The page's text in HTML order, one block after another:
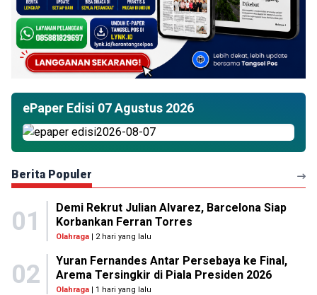
ePaper Edisi 07 Agustus 2026
Berita Populer
01
Demi Rekrut Julian Alvarez, Barcelona Siap
Korbankan Ferran Torres
Olahraga| 2 hari yang lalu
02
Yuran Fernandes Antar Persebaya ke Final,
Arema Tersingkir di Piala Presiden 2026
Olahraga| 1 hari yang lalu